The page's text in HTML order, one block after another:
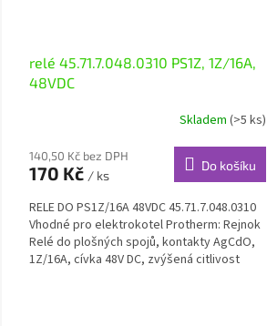
relé 45.71.7.048.0310 PS1Z, 1Z/16A,
48VDC
Skladem (>5 ks)
140,50 Kč bez DPH
170 Kč / ks
Do košíku
RELE DO PS1Z/16A 48VDC 45.71.7.048.0310
Vhodné pro elektrokotel Protherm: Rejnok
Relé do plošných spojů, kontakty AgCdO,
1Z/16A, cívka 48V DC, zvýšená citlivost